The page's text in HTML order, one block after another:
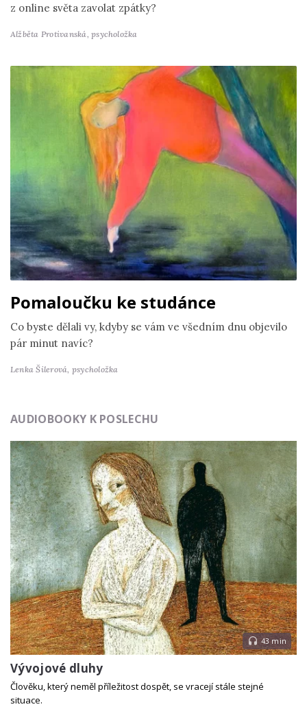
z online světa zavolat zpátky?
Alžběta Protivanská,psycholožka
Pomaloučku ke studánce
Co byste dělali vy, kdyby se vám ve všedním dnu objevilo
pár minut navíc?
Lenka Šilerová, psycholožka
AUDIOBOOKY K POSLECHU
43 min
Vývojové dluhy
Člověku, který neměl příležitost dospět, se vracejí stále stejné
situace.